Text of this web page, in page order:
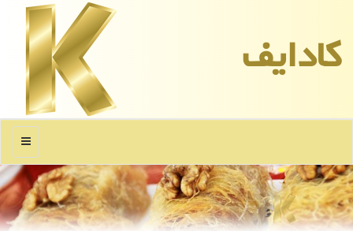
كادایف
منو